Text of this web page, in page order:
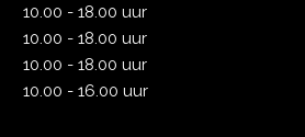
10.00 - 18.00 uur
10.00 - 18.00 uur
10.00 - 18.00 uur
10.00 - 16.00 uur